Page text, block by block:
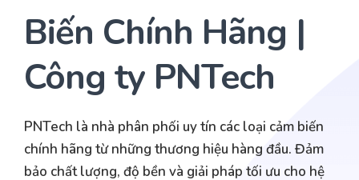
Cảm biến ACI
Nhà phân phối cảm biến
Nhà sản xuất thiết bị điều khiển
Cung cấp giải pháp quản lý cho toà nhà (BMS)
Sản phẩm
Dự án
Hợp tác
Biến Chính Hãng |
Công ty PNTech
PNTech là nhà phân phối uy tín các loại cảm biến
chính hãng từ những thương hiệu hàng đầu. Đảm
bảo chất lượng, độ bền và giải pháp tối ưu cho hệ